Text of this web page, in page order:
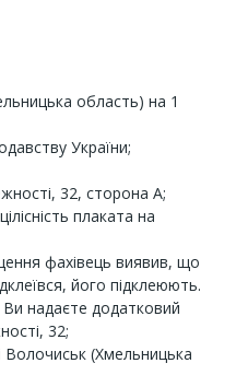
область) на 1
України;
32, сторона А;
плаката на
фахівець виявив, що
його підклеюють.
надаєте додатковий
32;
Волочиськ (Хмельницька